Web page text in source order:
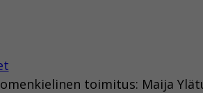
toimitus: Maija